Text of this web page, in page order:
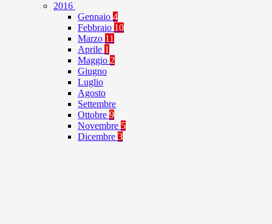
2016
Gennaio 4
Febbraio 10
Marzo 11
Aprile 1
Maggio 2
Giugno
Luglio
Agosto
Settembre
Ottobre 9
Novembre 5
Dicembre 3